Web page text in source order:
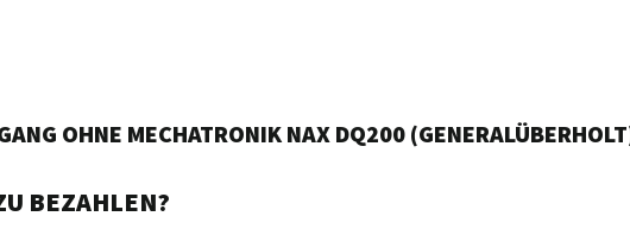
OHNE MECHATRONIK NAX DQ200
BEZAHLEN?